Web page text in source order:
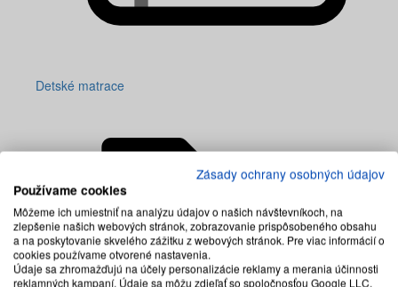
Detské matrace
Zásady ochrany osobných údajov
Používame cookies
Môžeme ich umiestniť na analýzu údajov o našich návštevníkoch, na
zlepšenie našich webových stránok, zobrazovanie prispôsobeného obsahu
a na poskytovanie skvelého zážitku z webových stránok. Pre viac informácií o
cookies používame otvorené nastavenia.
Údaje sa zhromažďujú na účely personalizácie reklamy a merania účinnosti
reklamných kampaní. Údaje sa môžu zdieľať so spoločnosťou Google LLC,